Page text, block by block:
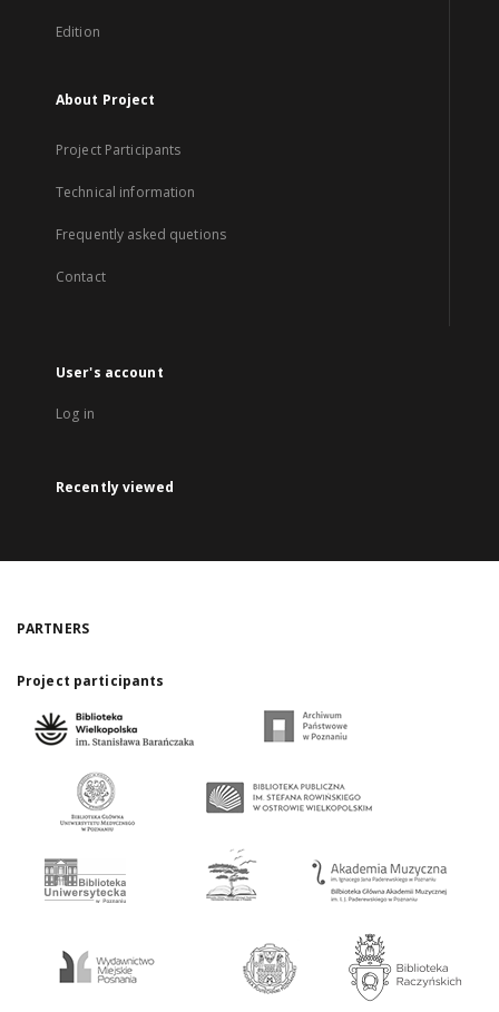
Edition
About Project
Project Participants
Technical information
Frequently asked quetions
Contact
User's account
Log in
Recently viewed
PARTNERS
Project participants